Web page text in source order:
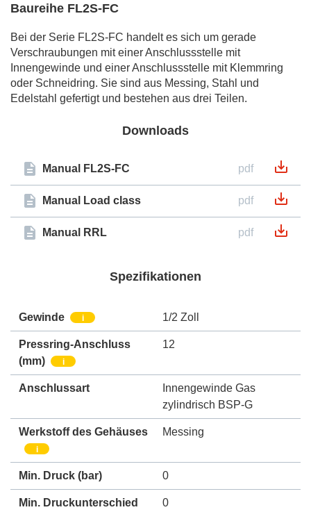
Baureihe FL2S-FC
Bei der Serie FL2S-FC handelt es sich um gerade
Verschraubungen mit einer Anschlussstelle mit
Innengewinde und einer Anschlussstelle mit Klemmring
oder Schneidring. Sie sind aus Messing, Stahl und
Edelstahl gefertigt und bestehen aus drei Teilen.
Downloads
Manual FL2S-FC pdf
Manual Load class pdf
Manual RRL pdf
Spezifikationen
Gewinde i 1/2 Zoll
Pressring-Anschluss
(mm)
i
12
Anschlussart
Innengewinde Gas
zylindrisch BSP-G
Werkstoff des Gehäuses
i
Messing
Min. Druck (bar) 0
Min. Druckunterschied 0